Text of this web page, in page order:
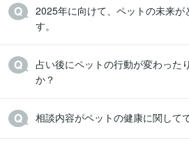
2025年に向けて、ペットの未来が
す。
占い後にペットの行動が変わった
か？
相談内容がペットの健康に関して